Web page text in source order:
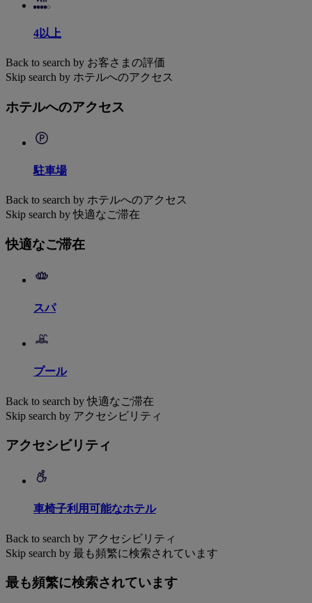
4以上
Back to search by お客さまの評価
Skip search by ホテルへのアクセス
ホテルへのアクセス
駐車場
Back to search by ホテルへのアクセス
Skip search by 快適なご滞在
快適なご滞在
スパ
プール
Back to search by 快適なご滞在
Skip search by アクセシビリティ
アクセシビリティ
車椅子利用可能なホテル
Back to search by アクセシビリティ
Skip search by 最も頻繁に検索されています
最も頻繁に検索されています